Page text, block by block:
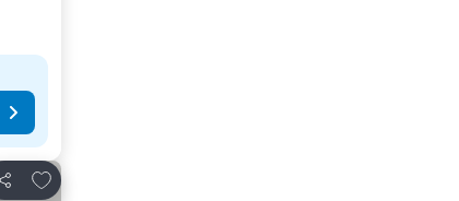
Teilen
Zu Favoriten hinzufügen